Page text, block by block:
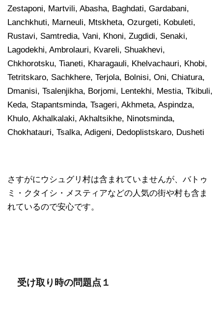
Zestaponi, Martvili, Abasha, Baghdati, Gardabani,
Lanchkhuti, Marneuli, Mtskheta, Ozurgeti, Kobuleti,
Rustavi, Samtredia, Vani, Khoni, Zugdidi, Senaki,
Lagodekhi, Ambrolauri, Kvareli, Shuakhevi,
Chkhorotsku, Tianeti, Kharagauli, Khelvachauri, Khobi,
Tetritskaro, Sachkhere, Terjola, Bolnisi, Oni, Chiatura,
Dmanisi, Tsalenjikha, Borjomi, Lentekhi, Mestia, Tkibuli,
Keda, Stapantsminda, Tsageri, Akhmeta, Aspindza,
Khulo, Akhalkalaki, Akhaltsikhe, Ninotsminda,
Chokhatauri, Tsalka, Adigeni, Dedoplistskaro, Dusheti
さすがにウシュグリ村は含まれていませんが、バトゥ
ミ・クタイシ・メスティアなどの人気の街や村も含ま
れているので安心です。
受け取り時の問題点１